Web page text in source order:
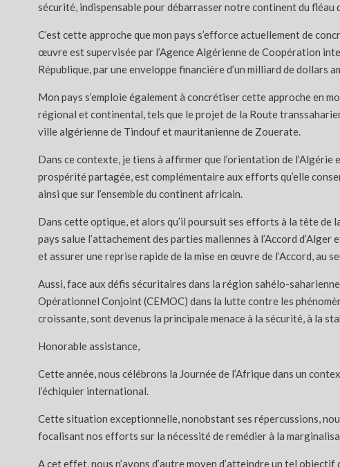
sécurité, indispensable pour débarrasser notre continent du
C’est cette approche que mon pays s’efforce actuellement de
œuvre est supervisée par l’Agence Algérienne de Coopération
République, par une enveloppe financière d’un milliard de dollars
Mon pays s’emploie également à concrétiser cette approche en
régional et continental, tels que le projet de la Route
ville algérienne de Tindouf et mauritanienne de Zouerate.
Dans ce contexte, je tiens à affirmer que l’orientation de
prospérité partagée, est complémentaire aux efforts qu’elle
ainsi que sur l’ensemble du continent africain.
Dans cette optique, et alors qu’il poursuit ses efforts à la tête
pays salue l’attachement des parties maliennes à l’Accord
et assurer une reprise rapide de la mise en œuvre de l’Accord, au
Aussi, face aux défis sécuritaires dans la région sahélo-
Opérationnel Conjoint (CEMOC) dans la lutte contre les
croissante, sont devenus la principale menace à la sécurité, à la
Honorable assistance,
Cette année, nous célébrons la Journée de l’Afrique dans un
l’échiquier international.
Cette situation exceptionnelle, nonobstant ses répercussions,
focalisant nos efforts sur la nécessité de remédier à la
A cet effet, nous n’avons d’autre moyen d’atteindre un tel